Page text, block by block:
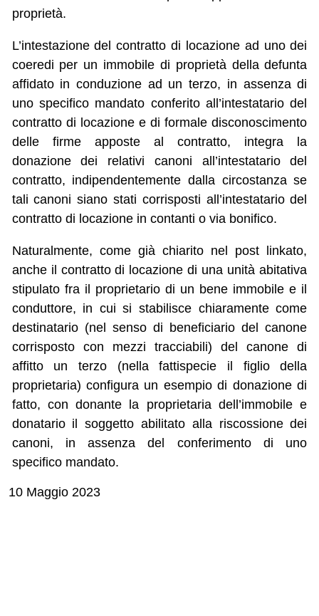
proprietà.
L’intestazione del contratto di locazione ad uno dei
coeredi per un immobile di proprietà della defunta
affidato in conduzione ad un terzo, in assenza di
uno specifico mandato conferito all’intestatario del
contratto di locazione e di formale disconoscimento
delle firme apposte al contratto, integra la
donazione dei relativi canoni all’intestatario del
contratto, indipendentemente dalla circostanza se
tali canoni siano stati corrisposti all’intestatario del
contratto di locazione in contanti o via bonifico.
Naturalmente, come già chiarito nel post linkato,
anche il contratto di locazione di una unità abitativa
stipulato fra il proprietario di un bene immobile e il
conduttore, in cui si stabilisce chiaramente come
destinatario (nel senso di beneficiario del canone
corrisposto con mezzi tracciabili) del canone di
affitto un terzo (nella fattispecie il figlio della
proprietaria) configura un esempio di donazione di
fatto, con donante la proprietaria dell’immobile e
donatario il soggetto abilitato alla riscossione dei
canoni, in assenza del conferimento di uno
specifico mandato.
10 Maggio 2023